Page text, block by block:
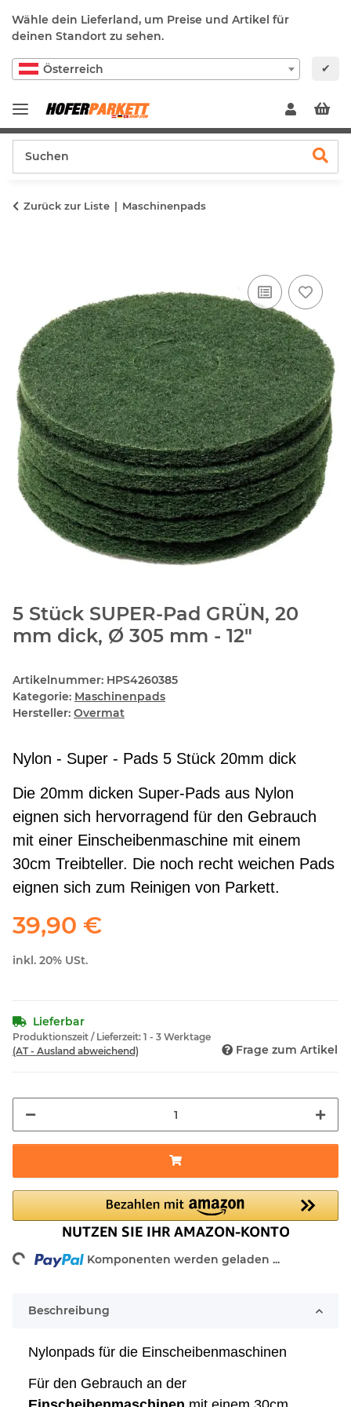
Wähle dein Lieferland, um Preise und Artikel für
deinen Standort zu sehen.
Österreich ✔
Zurück zur Liste Maschinenpads
5 Stück SUPER-Pad GRÜN, 20
mm dick, Ø 305 mm - 12"
Artikelnummer: HPS4260385
Kategorie: Maschinenpads
Hersteller: Overmat
Nylon - Super - Pads 5 Stück 20mm dick
Die 20mm dicken Super-Pads aus Nylon
eignen sich hervorragend für den Gebrauch
mit einer Einscheibenmaschine mit einem
30cm Treibteller. Die noch recht weichen Pads
eignen sich zum Reinigen von Parkett.
39,90 €
inkl. 20% USt.
Lieferbar
Produktionszeit / Lieferzeit: 1 - 3 Werktage
(AT - Ausland abweichend)
Frage zum Artikel
Komponenten werden geladen ...
Beschreibung
Nylonpads für die Einscheibenmaschinen
Für den Gebrauch an der